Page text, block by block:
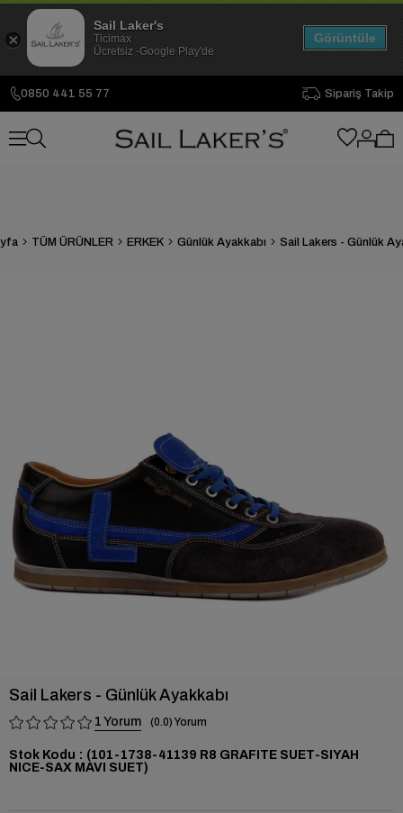
0850 441 55 77 Sipariş Takip
TÜM ÜRÜNLER ERKEK Günlük Ayakkabı Sail Lakers - Günlük
Sail Lakers - Günlük Ayakkabı
1 0.0
Stok Kodu
(101-1738-41139 R8 GRAFITE SUET-SIYAH
NICE-SAX MAVI SUET)
Sail Laker's
Ticimax
Ücretsiz -Google Play'de
Görüntüle